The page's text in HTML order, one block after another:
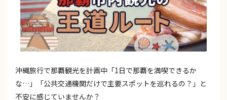
沖縄旅行で那覇観光を計画中「1日で那覇を満喫できるか
な…」「公共交通機関だけで主要スポットを巡れるの？」と
不安に感じていませんか？